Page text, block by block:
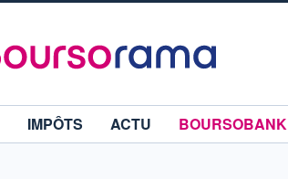
IMPÔTS ACTU
BOURSOBANK